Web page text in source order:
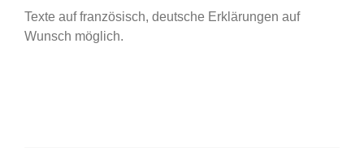
Texte auf französisch, deutsche Erklärungen auf
Wunsch möglich.